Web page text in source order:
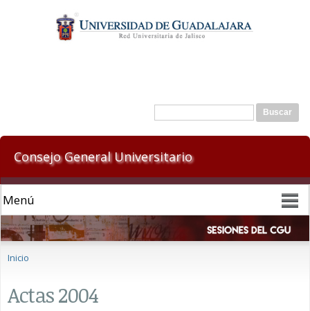
contenido
principal
Formulario de búsqueda
Buscar
Consejo General Universitario
Inicio
Actas 2004